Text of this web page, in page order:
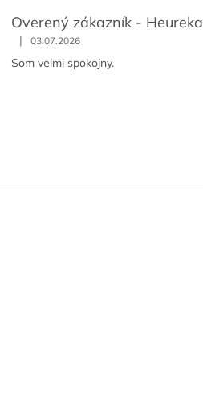
Overený zákazník - Heureka
| 03.07.2026
Som velmi spokojny.